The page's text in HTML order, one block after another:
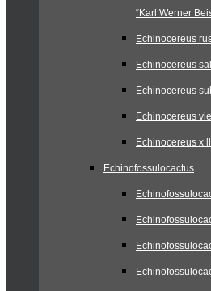
“Karl Werner
Echinocereus
Echinocereus
Echinocereus
Echinocereus
Echinocereus x
Echinofossulocactus